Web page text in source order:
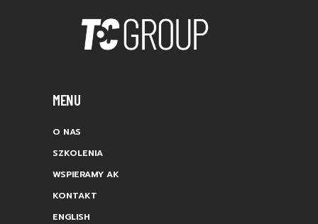
MENU
O NAS
SZKOLENIA
WSPIERAMY AK
KONTAKT
ENGLISH